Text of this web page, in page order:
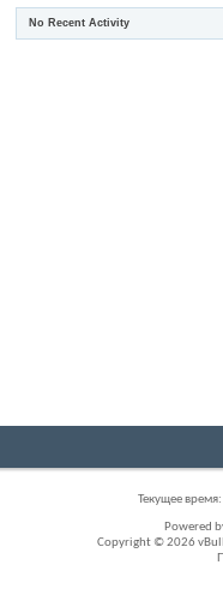
No Recent Activity
Текущее время:
Powered
Copyright © 2026